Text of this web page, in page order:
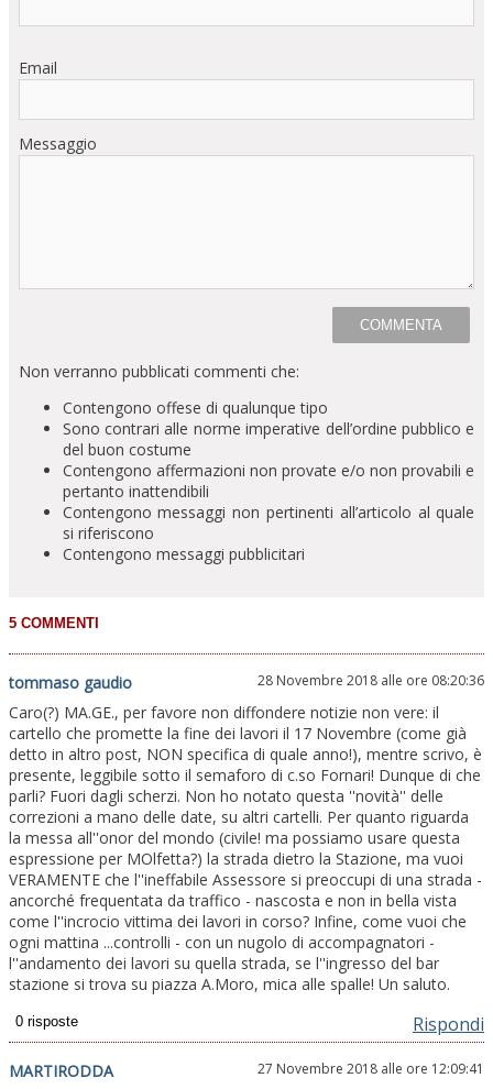
Email
Messaggio
Non verranno pubblicati commenti che:
Contengono offese di qualunque tipo
Sono contrari alle norme imperative dell’ordine pubblico e
del buon costume
Contengono affermazioni non provate e/o non provabili e
pertanto inattendibili
Contengono messaggi non pertinenti all’articolo al quale
si riferiscono
Contengono messaggi pubblicitari
tommaso gaudio 28 Novembre 2018 alle ore 08:20:36
Caro(?) MA.GE., per favore non diffondere notizie non vere: il
cartello che promette la fine dei lavori il 17 Novembre (come già
detto in altro post, NON specifica di quale anno!), mentre scrivo, è
presente, leggibile sotto il semaforo di c.so Fornari! Dunque di che
parli? Fuori dagli scherzi. Non ho notato questa ''novità'' delle
correzioni a mano delle date, su altri cartelli. Per quanto riguarda
la messa all''onor del mondo (civile! ma possiamo usare questa
espressione per MOlfetta?) la strada dietro la Stazione, ma vuoi
VERAMENTE che l''ineffabile Assessore si preoccupi di una strada -
ancorché frequentata da traffico - nascosta e non in bella vista
come l''incrocio vittima dei lavori in corso? Infine, come vuoi che
ogni mattina ...controlli - con un nugolo di accompagnatori -
l''andamento dei lavori su quella strada, se l''ingresso del bar
stazione si trova su piazza A.Moro, mica alle spalle! Un saluto.
Rispondi
MARTIRODDA 27 Novembre 2018 alle ore 12:09:41